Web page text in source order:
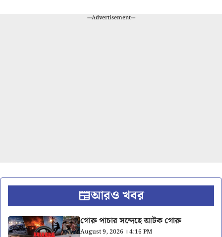
---Advertisement---
আরও খবর
গোরু পাচার সন্দেহে আটক গোরু
August 9, 2026 । 4:16 PM